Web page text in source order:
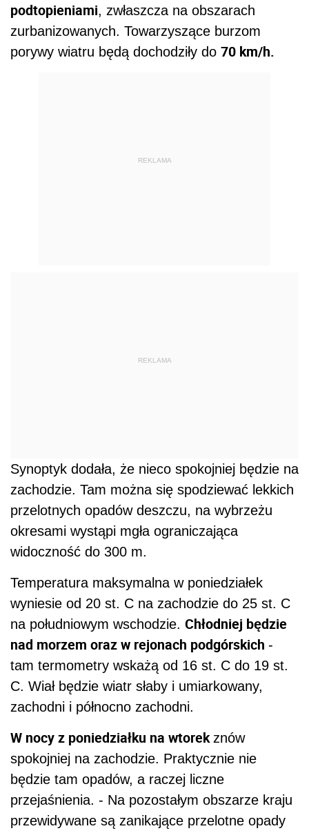
podtopieniami, zwłaszcza na obszarach
zurbanizowanych. Towarzyszące burzom
porywy wiatru będą dochodziły do 70 km/h.
REKLAMA
REKLAMA
Synoptyk dodała, że nieco spokojniej będzie na
zachodzie. Tam można się spodziewać lekkich
przelotnych opadów deszczu, na wybrzeżu
okresami wystąpi mgła ograniczająca
widoczność do 300 m.
Temperatura maksymalna w poniedziałek
wyniesie od 20 st. C na zachodzie do 25 st. C
na południowym wschodzie. Chłodniej będzie
nad morzem oraz w rejonach podgórskich -
tam termometry wskażą od 16 st. C do 19 st.
C. Wiał będzie wiatr słaby i umiarkowany,
zachodni i północno zachodni.
W nocy z poniedziałku na wtorekznów
spokojniej na zachodzie. Praktycznie nie
będzie tam opadów, a raczej liczne
przejaśnienia. - Na pozostałym obszarze kraju
przewidywane są zanikające przelotne opady